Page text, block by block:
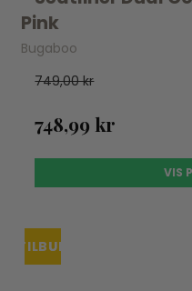
Pink
Bugaboo
749,00 kr
748,99 kr
VIS
TILBUDUDSOLGT